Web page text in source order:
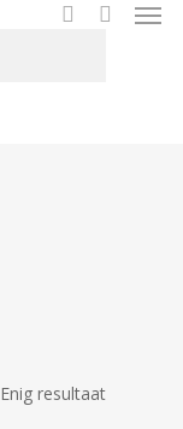
Enig resultaat